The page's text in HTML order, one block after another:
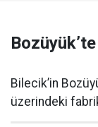
Bilecik’in
üzerindeki